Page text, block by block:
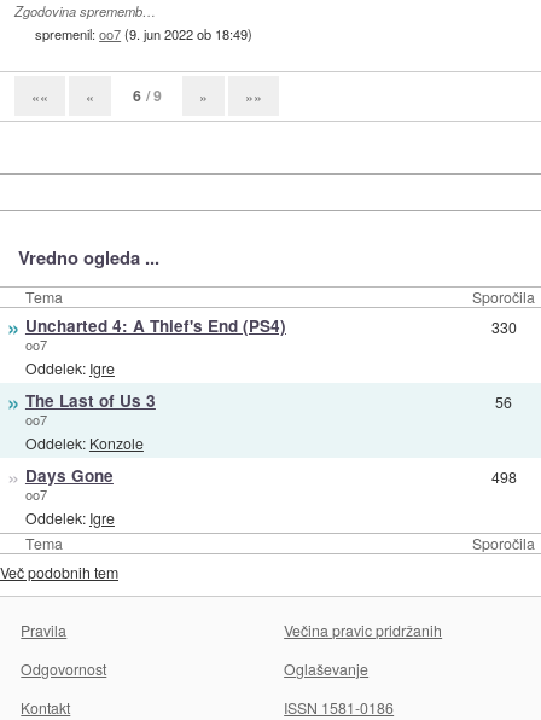
Zgodovina sprememb…
spremenil:oo7(9. jun 2022 ob 18:49)
«« « 6 / 9 » »»
Vredno ogleda ...
Tema Sporočila
Tema Sporočila
» Uncharted 4: A Thief's End (PS4)
oo7
Oddelek: Igre
330
» The Last of Us 3
oo7
Oddelek: Konzole
56
» Days Gone
oo7
Oddelek: Igre
498
Več podobnih tem
Pravila
Večina pravic pridržanih
Odgovornost
Oglaševanje
Kontakt
ISSN 1581-0186